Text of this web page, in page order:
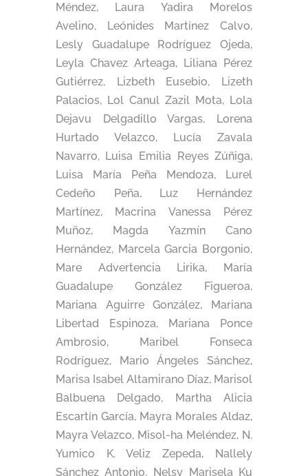
Méndez, Laura Yadira Morelos
Avelino, Leónides Martínez Calvo,
Lesly Guadalupe Rodríguez Ojeda,
Leyla Chavez Arteaga, Liliana Pérez
Gutiérrez, Lizbeth Eusebio, Lizeth
Palacios, Lol Canul Zazil Mota, Lola
Dejavu Delgadillo Vargas, Lorena
Hurtado Velazco, Lucía Zavala
Navarro, Luisa Emilia Reyes Zúñiga,
Luisa María Peña Mendoza, Lurel
Cedeño Peña, Luz Hernández
Martínez, Macrina Vanessa Pérez
Muñoz, Magda Yazmín Cano
Hernández, Marcela Garcia Borgonio,
Mare Advertencia Lirika, María
Guadalupe González Figueroa,
Mariana Aguirre González, Mariana
Libertad Espinoza, Mariana Ponce
Ambrosio, Maribel Fonseca
Rodríguez, Mario Ángeles Sánchez,
Marisa Isabel Altamirano Díaz, Marisol
Balbuena Delgado, Martha Alicia
Escartín García, Mayra Morales Aldaz,
Mayra Velazco, Misol-ha Meléndez, N.
Yumico K. Veliz Zepeda, Nallely
Sánchez Antonio, Nelsy Marisela Ku